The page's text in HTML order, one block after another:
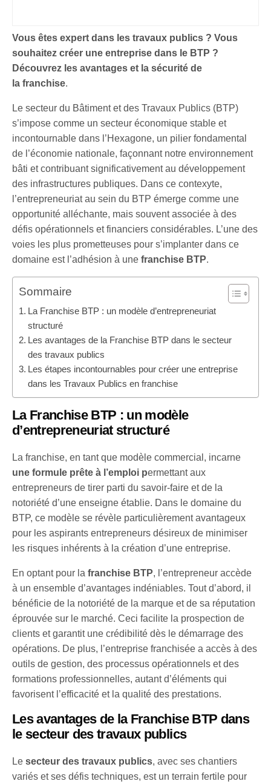
Vous êtes expert dans les travaux publics ? Vous
souhaitez créer une entreprise dans le BTP ?
Découvrez les avantages et la sécurité de
la franchise.
Le secteur du Bâtiment et des Travaux Publics (BTP)
s’impose comme un secteur économique stable et
incontournable dans l’Hexagone, un pilier fondamental
de l’économie nationale, façonnant notre environnement
bâti et contribuant significativement au développement
des infrastructures publiques. Dans ce contexyte,
l’entrepreneuriat au sein du BTP émerge comme une
opportunité alléchante, mais souvent associée à des
défis opérationnels et financiers considérables. L’une des
voies les plus prometteuses pour s’implanter dans ce
domaine est l’adhésion à unefranchise BTP.
Sommaire
La Franchise BTP : un modèle d’entrepreneuriat
structuré
Les avantages de la Franchise BTP dans le secteur
des travaux publics
Les étapes incontournables pour créer une entreprise
dans les Travaux Publics en franchise
La Franchise BTP : un modèle
d’entrepreneuriat structuré
La franchise, en tant que modèle commercial, incarne
une formule prête à l’emploi permettant aux
entrepreneurs de tirer parti du savoir-faire et de la
notoriété d’une enseigne établie. Dans le domaine du
BTP, ce modèle se révèle particulièrement avantageux
pour les aspirants entrepreneurs désireux de minimiser
les risques inhérents à la création d’une entreprise.
En optant pour lafranchise BTP, l’entrepreneur accède
à un ensemble d’avantages indéniables. Tout d’abord, il
bénéficie de la notoriété de la marque et de sa réputation
éprouvée sur le marché. Ceci facilite la prospection de
clients et garantit une crédibilité dès le démarrage des
opérations. De plus, l’entreprise franchisée a accès à des
outils de gestion, des processus opérationnels et des
formations professionnelles, autant d’éléments qui
favorisent l’efficacité et la qualité des prestations.
Les avantages de la Franchise BTP dans
le secteur des travaux publics
Lesecteur des travaux publics, avec ses chantiers
variés et ses défis techniques, est un terrain fertile pour